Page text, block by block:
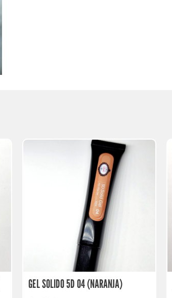
GEL SOLIDO 5D 04 (NARANJA)